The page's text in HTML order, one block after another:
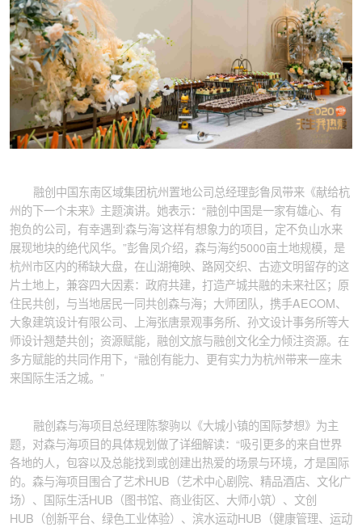
融创中国东南区域集团杭州置地公司总经理彭鲁凤带来《献给杭
州的下一个未来》主题演讲。她表示：“融创中国是一家有雄心、有
抱负的公司，有幸遇到‘森与海’这样有想象力的项目，定不负山水来
展现地块的绝代风华。”彭鲁凤介绍，森与海约5000亩土地规模，是
杭州市区内的稀缺大盘，在山湖掩映、路网交织、古迹文明留存的这
片土地上，兼容四大因素：政府共建，打造产城共融的未来社区；原
住民共创，与当地居民一同共创森与海；大师团队，携手AECOM、
大象建筑设计有限公司、上海张唐景观事务所、孙文设计事务所等大
师设计翘楚共创；资源赋能，融创文旅与融创文化全力倾注资源。在
多方赋能的共同作用下，“融创有能力、更有实力为杭州带来一座未
来国际生活之城。”
融创森与海项目总经理陈黎驹以《大城小镇的国际梦想》为主
题，对森与海项目的具体规划做了详细解读：“吸引更多的来自世界
各地的人，包容以及总能找到或创建出热爱的场景与环境，才是国际
的。森与海项目围合了艺术HUB（艺术中心剧院、精品酒店、文化广
场）、国际生活HUB（图书馆、商业街区、大师小筑）、文创
HUB（创新平台、绿色工业体验）、滨水运动HUB（健康管理、运动